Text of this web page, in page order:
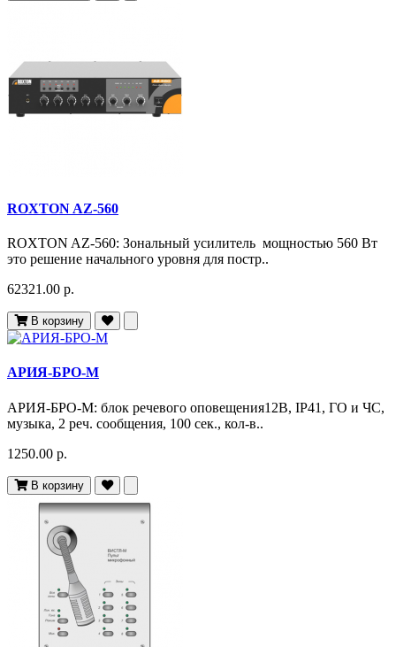
ROXTON AZ-560
ROXTON AZ-560: Зональный усилитель мощностью 560 Вт
это решение начального уровня для постр..
62321.00 р.
В корзину
АРИЯ-БРО-М
АРИЯ-БРО-М: блок речевого оповещения12В, IP41, ГО и ЧС,
музыка, 2 реч. сообщения, 100 сек., кол-в..
1250.00 р.
В корзину